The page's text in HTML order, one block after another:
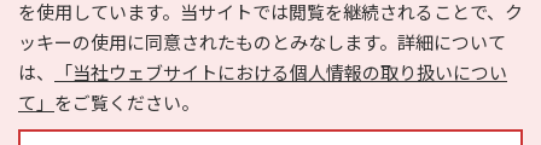
を使用しています。当サイトでは閲覧を継続されることで、ク
ッキーの使用に同意されたものとみなします。詳細について
は、
「当社ウェブサイトにおける個人情報の取り扱いについ
て」 をご覧ください。
e-NAVITA（イーナビタ）とは？ お気に入り
ヘルプ
利用規約
個人情報の取り扱いについて
運営会社
サイトマップ
広告掲載に関するお問い合わせ